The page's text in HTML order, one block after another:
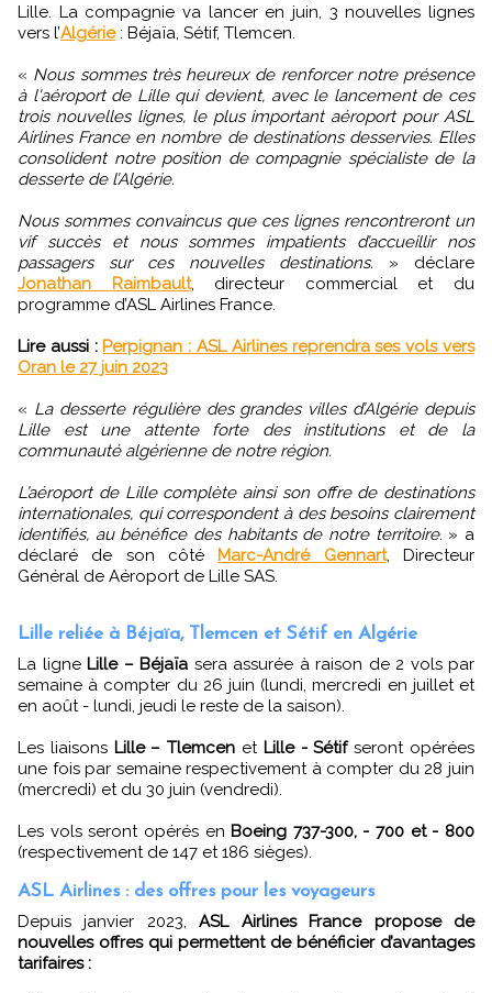
Lille. La compagnie va lancer en juin, 3 nouvelles lignes
vers l’Algérie: Béjaïa, Sétif, Tlemcen.
« Nous sommes très heureux de renforcer notre présence
à l'aéroport de Lille qui devient, avec le lancement de ces
trois nouvelles lignes, le plus important aéroport pour ASL
Airlines France en nombre de destinations desservies. Elles
consolident notre position de compagnie spécialiste de la
desserte de l’Algérie.
Nous sommes convaincus que ces lignes rencontreront un
vif succès et nous sommes impatients d’accueillir nos
passagers sur ces nouvelles destinations. » déclare
Jonathan Raimbault, directeur commercial et du
programme d’ASL Airlines France.
Lire aussi : Perpignan : ASL Airlines reprendra ses vols vers
Oran le 27 juin 2023
« La desserte régulière des grandes villes d’Algérie depuis
Lille est une attente forte des institutions et de la
communauté algérienne de notre région.
L’aéroport de Lille complète ainsi son offre de destinations
internationales, qui correspondent à des besoins clairement
identifiés, au bénéfice des habitants de notre territoire. » a
déclaré de son côté Marc-André Gennart, Directeur
Général de Aéroport de Lille SAS.
Lille reliée à Béjaïa, Tlemcen et Sétif en Algérie
La ligne Lille – Béjaïa sera assurée à raison de 2 vols par
semaine à compter du 26 juin (lundi, mercredi en juillet et
en août - lundi, jeudi le reste de la saison).
Les liaisons Lille – Tlemcen et Lille - Sétifseront opérées
une fois par semaine respectivement à compter du 28 juin
(mercredi) et du 30 juin (vendredi).
Les vols seront opérés en Boeing 737-300, - 700 et - 800
(respectivement de 147 et 186 sièges).
ASL Airlines : des offres pour les voyageurs
Depuis janvier 2023,ASL Airlines France propose de
nouvelles offres qui permettent de bénéficier d’avantages
tarifaires :